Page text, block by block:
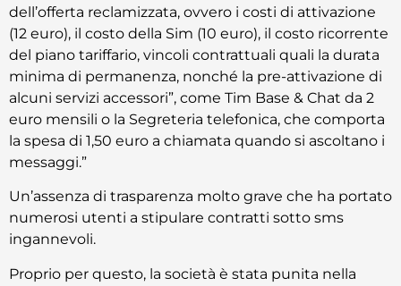
dell’offerta reclamizzata, ovvero i costi di attivazione
(12 euro), il costo della Sim (10 euro), il costo ricorrente
del piano tariffario, vincoli contrattuali quali la durata
minima di permanenza, nonché la pre-attivazione di
alcuni servizi accessori”, come Tim Base & Chat da 2
euro mensili o la Segreteria telefonica, che comporta
la spesa di 1,50 euro a chiamata quando si ascoltano i
messaggi.”
Un’assenza di trasparenza molto grave che ha portato
numerosi utenti a stipulare contratti sotto sms
ingannevoli.
Proprio per questo, la società è stata punita nella